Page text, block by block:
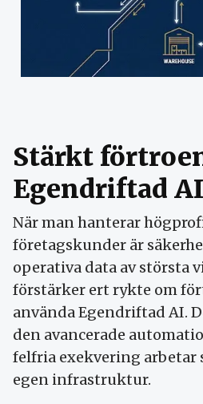
Stärkt
Egendriftad AI
När man hanterar
företagskunder är
operativa data av största
förstärker ert rykte om
använda Egendriftad AI.
den avancerade
felfria exekvering arbetar
egen infrastruktur.